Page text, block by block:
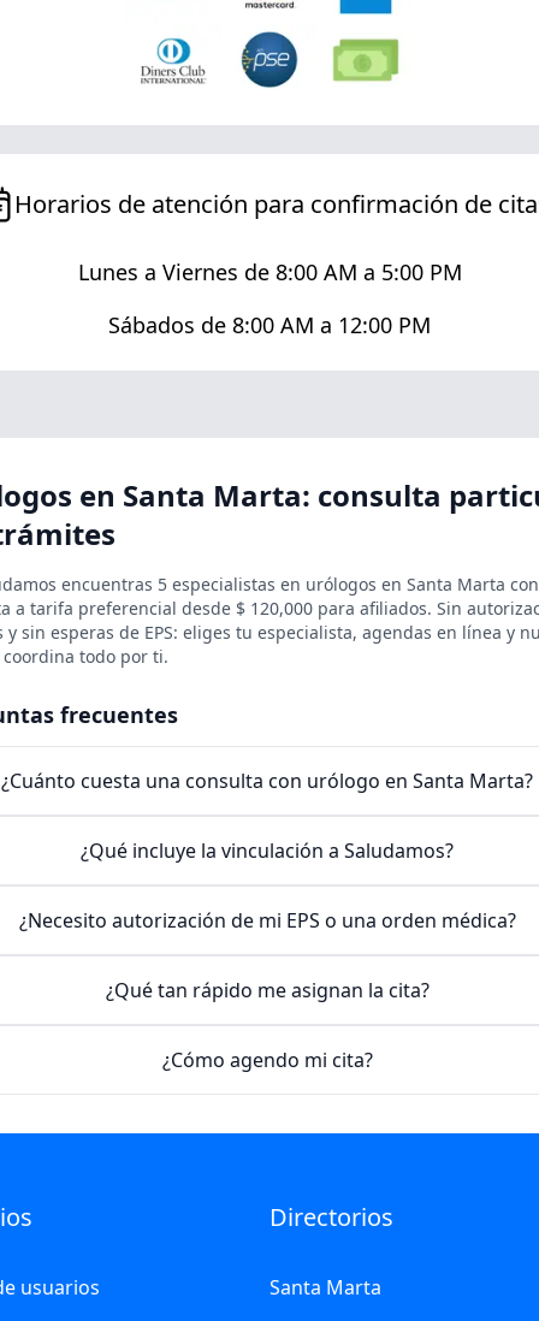
Horarios de atención para confirmación de
Lunes a Viernes de 8:00 AM a 5:00 PM
Sábados de 8:00 AM a 12:00 PM
en Santa Marta: consulta
encuentras 5 especialistas en urólogos en Santa Marta con
a tarifa preferencial desde $ 120,000 para afiliados. Sin
y sin esperas de EPS: eliges tu especialista, agendas en línea y
todo por ti.
frecuentes
¿Cuánto cuesta una consulta con urólogo en Santa Marta?
¿Qué incluye la vinculación a Saludamos?
¿Necesito autorización de mi EPS o una orden médica?
¿Qué tan rápido me asignan la cita?
¿Cómo agendo mi cita?
usuarios
Directorios
Santa Marta